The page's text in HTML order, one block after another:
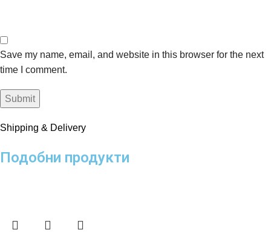
Save my name, email, and website in this browser for the next
time I comment.
Shipping & Delivery
Подобни продукти